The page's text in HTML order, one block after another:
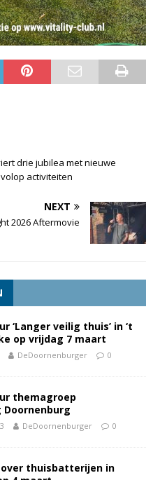
drie jubilea met nieuwe
activiteiten
NEXT
2026 Aftermovie
‘Langer veilig thuis’ in ‘t
op vrijdag 7 maart
DeDoornenburger 0
themagroep
DeDoornenburger 0
thuisbatterijen in